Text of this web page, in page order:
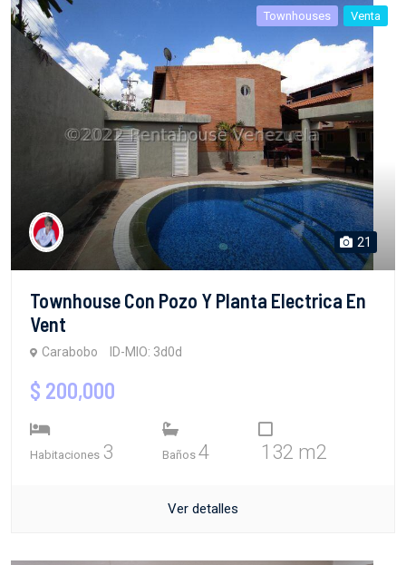
Townhouses Venta
21
Townhouse Con Pozo Y Planta Electrica En
Vent
Carabobo ID-MIO: 3d0d
$ 200,000
Habitaciones 3 Baños 4 132 m2
Ver detalles